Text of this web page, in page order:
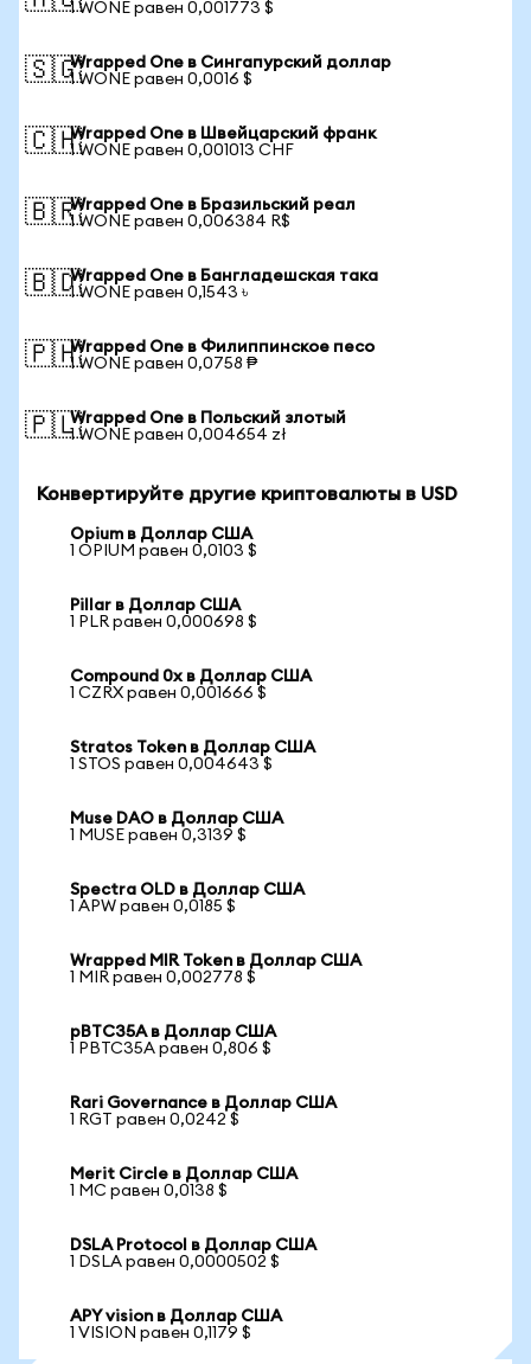
1 WONE равен 0,001773 $
🇸🇬Wrapped One в Сингапурский доллар
1 WONE равен 0,0016 $
🇨🇭Wrapped One в Швейцарский франк
1 WONE равен 0,001013 CHF
🇧🇷Wrapped One в Бразильский реал
1 WONE равен 0,006384 R$
🇧🇩Wrapped One в Бангладешская така
1 WONE равен 0,1543 ৳
🇵🇭Wrapped One в Филиппинское песо
1 WONE равен 0,0758 ₱
🇵🇱Wrapped One в Польский злотый
1 WONE равен 0,004654 zł
Конвертируйте другие криптовалюты в USD
Opium в Доллар США
1 OPIUM равен 0,0103 $
Pillar в Доллар США
1 PLR равен 0,000698 $
Compound 0x в Доллар США
1 CZRX равен 0,001666 $
Stratos Token в Доллар США
1 STOS равен 0,004643 $
Muse DAO в Доллар США
1 MUSE равен 0,3139 $
Spectra OLD в Доллар США
1 APW равен 0,0185 $
Wrapped MIR Token в Доллар США
1 MIR равен 0,002778 $
pBTC35A в Доллар США
1 PBTC35A равен 0,806 $
Rari Governance в Доллар США
1 RGT равен 0,0242 $
Merit Circle в Доллар США
1 MC равен 0,0138 $
DSLA Protocol в Доллар США
1 DSLA равен 0,0000502 $
APY vision в Доллар США
1 VISION равен 0,1179 $